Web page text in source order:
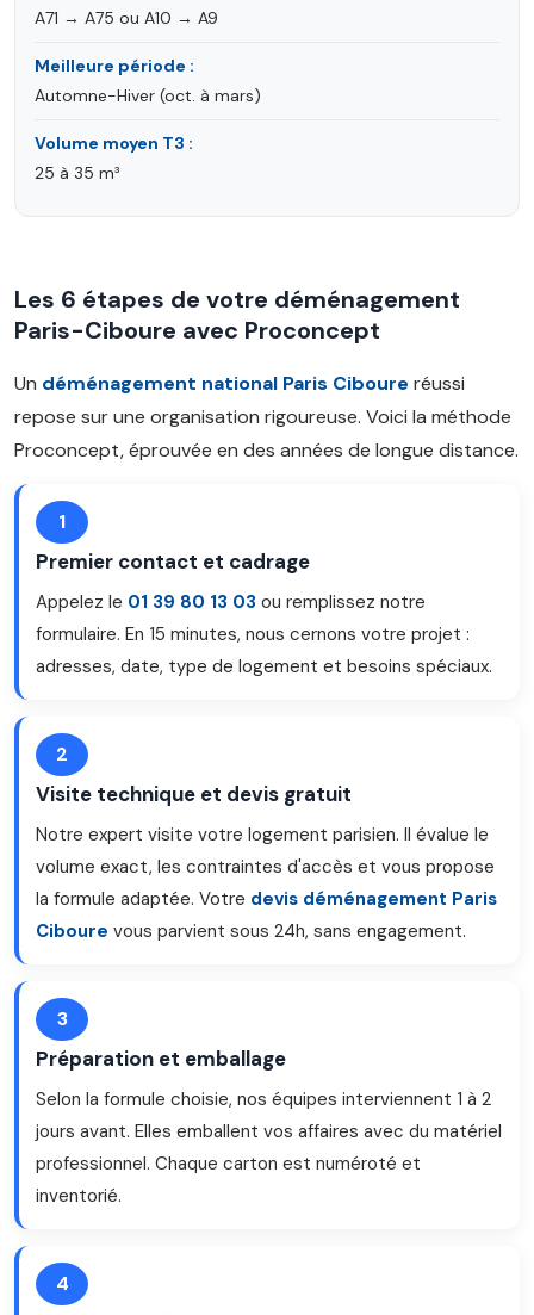
A71 → A75 ou A10 → A9
Meilleure période :
Automne-Hiver (oct. à mars)
Volume moyen T3 :
25 à 35 m³
Les 6 étapes de votre déménagement
Paris-Ciboure avec Proconcept
Un déménagement national Paris Ciboure réussi
repose sur une organisation rigoureuse. Voici la méthode
Proconcept, éprouvée en des années de longue distance.
1
Premier contact et cadrage
Appelez le 01 39 80 13 03 ou remplissez notre
formulaire. En 15 minutes, nous cernons votre projet :
adresses, date, type de logement et besoins spéciaux.
2
Visite technique et devis gratuit
Notre expert visite votre logement parisien. Il évalue le
volume exact, les contraintes d'accès et vous propose
la formule adaptée. Votre devis déménagement Paris
Ciboure vous parvient sous 24h, sans engagement.
3
Préparation et emballage
Selon la formule choisie, nos équipes interviennent 1 à 2
jours avant. Elles emballent vos affaires avec du matériel
professionnel. Chaque carton est numéroté et
inventorié.
4